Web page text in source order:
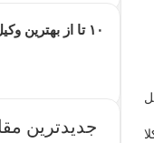
۱۰ تا از بهترین وکیل در مرزداران
جدیدترین